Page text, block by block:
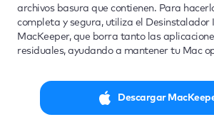
archivos basura que contienen. Para
completa y segura, utiliza el Desinstalador
MacKeeper, que borra tanto las
residuales, ayudando a mantener tu Mac
Descargar